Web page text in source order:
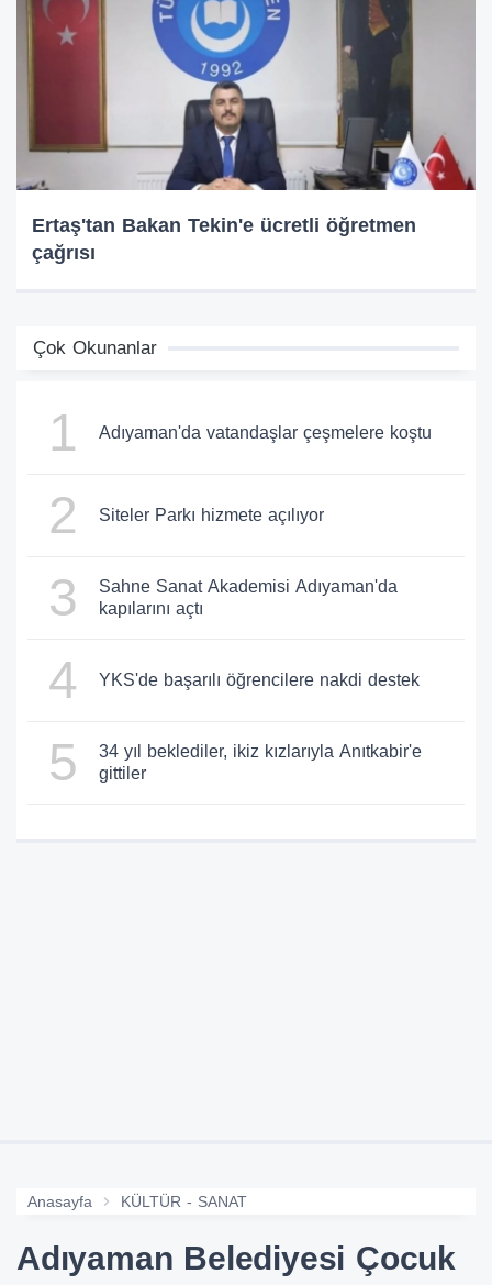
Ertaş'tan Bakan Tekin'e ücretli öğretmen
çağrısı
Çok Okunanlar
1 Adıyaman'da vatandaşlar çeşmelere koştu
2 Siteler Parkı hizmete açılıyor
3
Sahne Sanat Akademisi Adıyaman'da
kapılarını açtı
4 YKS'de başarılı öğrencilere nakdi destek
5
34 yıl beklediler, ikiz kızlarıyla Anıtkabir'e
gittiler
Anasayfa KÜLTÜR - SANAT
Adıyaman Belediyesi Çocuk